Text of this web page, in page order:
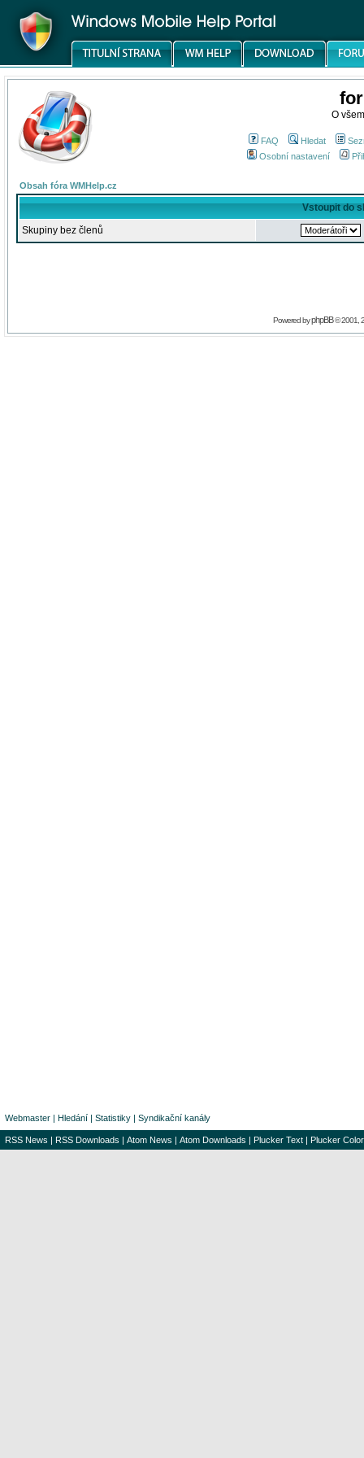
O
FAQ Hledat
Osobní nastavení
Obsah fóra WMHelp.cz
Vstoupit do
Skupiny bez členů
Powered byphpBB© 2001,
Webmaster | Hledání | Statistiky | Syndikační kanály
RSS News | RSS Downloads | Atom News | Atom Downloads | Plucker Text | Plucker Color